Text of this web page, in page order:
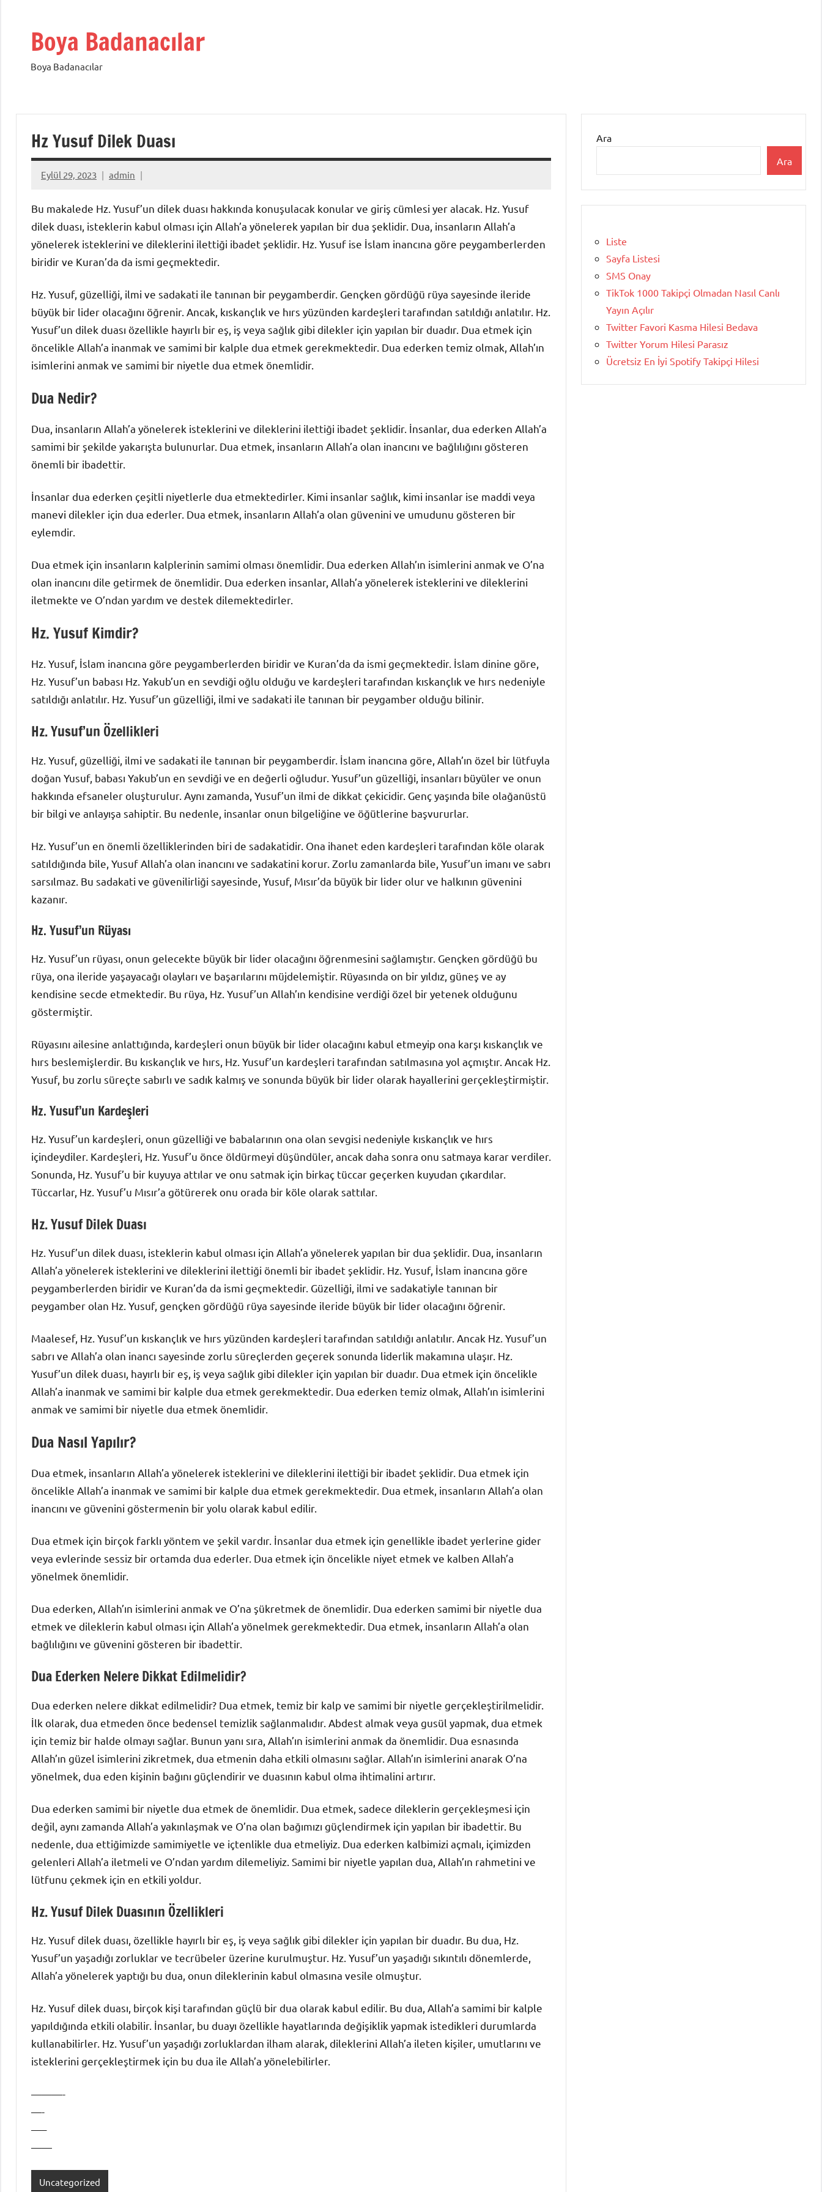
Boya Badanacılar
Boya Badanacılar
Hz Yusuf Dilek Duası
Eylül 29, 2023 admin
Bu makalede Hz. Yusuf’un dilek duası hakkında konuşulacak konular ve giriş cümlesi yer alacak. Hz. Yusuf
dilek duası, isteklerin kabul olması için Allah’a yönelerek yapılan bir dua şeklidir. Dua, insanların Allah’a
yönelerek isteklerini ve dileklerini ilettiği ibadet şeklidir. Hz. Yusuf ise İslam inancına göre peygamberlerden
biridir ve Kuran’da da ismi geçmektedir.
Hz. Yusuf, güzelliği, ilmi ve sadakati ile tanınan bir peygamberdir. Gençken gördüğü rüya sayesinde ileride
büyük bir lider olacağını öğrenir. Ancak, kıskançlık ve hırs yüzünden kardeşleri tarafından satıldığı anlatılır. Hz.
Yusuf’un dilek duası özellikle hayırlı bir eş, iş veya sağlık gibi dilekler için yapılan bir duadır. Dua etmek için
öncelikle Allah’a inanmak ve samimi bir kalple dua etmek gerekmektedir. Dua ederken temiz olmak, Allah’ın
isimlerini anmak ve samimi bir niyetle dua etmek önemlidir.
Dua Nedir?
Dua, insanların Allah’a yönelerek isteklerini ve dileklerini ilettiği ibadet şeklidir. İnsanlar, dua ederken Allah’a
samimi bir şekilde yakarışta bulunurlar. Dua etmek, insanların Allah’a olan inancını ve bağlılığını gösteren
önemli bir ibadettir.
İnsanlar dua ederken çeşitli niyetlerle dua etmektedirler. Kimi insanlar sağlık, kimi insanlar ise maddi veya
manevi dilekler için dua ederler. Dua etmek, insanların Allah’a olan güvenini ve umudunu gösteren bir
eylemdir.
Dua etmek için insanların kalplerinin samimi olması önemlidir. Dua ederken Allah’ın isimlerini anmak ve O’na
olan inancını dile getirmek de önemlidir. Dua ederken insanlar, Allah’a yönelerek isteklerini ve dileklerini
iletmekte ve O’ndan yardım ve destek dilemektedirler.
Hz. Yusuf Kimdir?
Hz. Yusuf, İslam inancına göre peygamberlerden biridir ve Kuran’da da ismi geçmektedir. İslam dinine göre,
Hz. Yusuf’un babası Hz. Yakub’un en sevdiği oğlu olduğu ve kardeşleri tarafından kıskançlık ve hırs nedeniyle
satıldığı anlatılır. Hz. Yusuf’un güzelliği, ilmi ve sadakati ile tanınan bir peygamber olduğu bilinir.
Hz. Yusuf’un Özellikleri
Hz. Yusuf, güzelliği, ilmi ve sadakati ile tanınan bir peygamberdir. İslam inancına göre, Allah’ın özel bir lütfuyla
doğan Yusuf, babası Yakub’un en sevdiği ve en değerli oğludur. Yusuf’un güzelliği, insanları büyüler ve onun
hakkında efsaneler oluşturulur. Aynı zamanda, Yusuf’un ilmi de dikkat çekicidir. Genç yaşında bile olağanüstü
bir bilgi ve anlayışa sahiptir. Bu nedenle, insanlar onun bilgeliğine ve öğütlerine başvururlar.
Hz. Yusuf’un en önemli özelliklerinden biri de sadakatidir. Ona ihanet eden kardeşleri tarafından köle olarak
satıldığında bile, Yusuf Allah’a olan inancını ve sadakatini korur. Zorlu zamanlarda bile, Yusuf’un imanı ve sabrı
sarsılmaz. Bu sadakati ve güvenilirliği sayesinde, Yusuf, Mısır’da büyük bir lider olur ve halkının güvenini
kazanır.
Hz. Yusuf’un Rüyası
Hz. Yusuf’un rüyası, onun gelecekte büyük bir lider olacağını öğrenmesini sağlamıştır. Gençken gördüğü bu
rüya, ona ileride yaşayacağı olayları ve başarılarını müjdelemiştir. Rüyasında on bir yıldız, güneş ve ay
kendisine secde etmektedir. Bu rüya, Hz. Yusuf’un Allah’ın kendisine verdiği özel bir yetenek olduğunu
göstermiştir.
Rüyasını ailesine anlattığında, kardeşleri onun büyük bir lider olacağını kabul etmeyip ona karşı kıskançlık ve
hırs beslemişlerdir. Bu kıskançlık ve hırs, Hz. Yusuf’un kardeşleri tarafından satılmasına yol açmıştır. Ancak Hz.
Yusuf, bu zorlu süreçte sabırlı ve sadık kalmış ve sonunda büyük bir lider olarak hayallerini gerçekleştirmiştir.
Hz. Yusuf’un Kardeşleri
Hz. Yusuf’un kardeşleri, onun güzelliği ve babalarının ona olan sevgisi nedeniyle kıskançlık ve hırs
içindeydiler. Kardeşleri, Hz. Yusuf’u önce öldürmeyi düşündüler, ancak daha sonra onu satmaya karar verdiler.
Sonunda, Hz. Yusuf’u bir kuyuya attılar ve onu satmak için birkaç tüccar geçerken kuyudan çıkardılar.
Tüccarlar, Hz. Yusuf’u Mısır’a götürerek onu orada bir köle olarak sattılar.
Hz. Yusuf Dilek Duası
Hz. Yusuf’un dilek duası, isteklerin kabul olması için Allah’a yönelerek yapılan bir dua şeklidir. Dua, insanların
Allah’a yönelerek isteklerini ve dileklerini ilettiği önemli bir ibadet şeklidir. Hz. Yusuf, İslam inancına göre
peygamberlerden biridir ve Kuran’da da ismi geçmektedir. Güzelliği, ilmi ve sadakatiyle tanınan bir
peygamber olan Hz. Yusuf, gençken gördüğü rüya sayesinde ileride büyük bir lider olacağını öğrenir.
Maalesef, Hz. Yusuf’un kıskançlık ve hırs yüzünden kardeşleri tarafından satıldığı anlatılır. Ancak Hz. Yusuf’un
sabrı ve Allah’a olan inancı sayesinde zorlu süreçlerden geçerek sonunda liderlik makamına ulaşır. Hz.
Yusuf’un dilek duası, hayırlı bir eş, iş veya sağlık gibi dilekler için yapılan bir duadır. Dua etmek için öncelikle
Allah’a inanmak ve samimi bir kalple dua etmek gerekmektedir. Dua ederken temiz olmak, Allah’ın isimlerini
anmak ve samimi bir niyetle dua etmek önemlidir.
Dua Nasıl Yapılır?
Dua etmek, insanların Allah’a yönelerek isteklerini ve dileklerini ilettiği bir ibadet şeklidir. Dua etmek için
öncelikle Allah’a inanmak ve samimi bir kalple dua etmek gerekmektedir. Dua etmek, insanların Allah’a olan
inancını ve güvenini göstermenin bir yolu olarak kabul edilir.
Dua etmek için birçok farklı yöntem ve şekil vardır. İnsanlar dua etmek için genellikle ibadet yerlerine gider
veya evlerinde sessiz bir ortamda dua ederler. Dua etmek için öncelikle niyet etmek ve kalben Allah’a
yönelmek önemlidir.
Dua ederken, Allah’ın isimlerini anmak ve O’na şükretmek de önemlidir. Dua ederken samimi bir niyetle dua
etmek ve dileklerin kabul olması için Allah’a yönelmek gerekmektedir. Dua etmek, insanların Allah’a olan
bağlılığını ve güvenini gösteren bir ibadettir.
Dua Ederken Nelere Dikkat Edilmelidir?
Dua ederken nelere dikkat edilmelidir? Dua etmek, temiz bir kalp ve samimi bir niyetle gerçekleştirilmelidir.
İlk olarak, dua etmeden önce bedensel temizlik sağlanmalıdır. Abdest almak veya gusül yapmak, dua etmek
için temiz bir halde olmayı sağlar. Bunun yanı sıra, Allah’ın isimlerini anmak da önemlidir. Dua esnasında
Allah’ın güzel isimlerini zikretmek, dua etmenin daha etkili olmasını sağlar. Allah’ın isimlerini anarak O’na
yönelmek, dua eden kişinin bağını güçlendirir ve duasının kabul olma ihtimalini artırır.
Dua ederken samimi bir niyetle dua etmek de önemlidir. Dua etmek, sadece dileklerin gerçekleşmesi için
değil, aynı zamanda Allah’a yakınlaşmak ve O’na olan bağımızı güçlendirmek için yapılan bir ibadettir. Bu
nedenle, dua ettiğimizde samimiyetle ve içtenlikle dua etmeliyiz. Dua ederken kalbimizi açmalı, içimizden
gelenleri Allah’a iletmeli ve O’ndan yardım dilemeliyiz. Samimi bir niyetle yapılan dua, Allah’ın rahmetini ve
lütfunu çekmek için en etkili yoldur.
Hz. Yusuf Dilek Duasının Özellikleri
Hz. Yusuf dilek duası, özellikle hayırlı bir eş, iş veya sağlık gibi dilekler için yapılan bir duadır. Bu dua, Hz.
Yusuf’un yaşadığı zorluklar ve tecrübeler üzerine kurulmuştur. Hz. Yusuf’un yaşadığı sıkıntılı dönemlerde,
Allah’a yönelerek yaptığı bu dua, onun dileklerinin kabul olmasına vesile olmuştur.
Hz. Yusuf dilek duası, birçok kişi tarafından güçlü bir dua olarak kabul edilir. Bu dua, Allah’a samimi bir kalple
yapıldığında etkili olabilir. İnsanlar, bu duayı özellikle hayatlarında değişiklik yapmak istedikleri durumlarda
kullanabilirler. Hz. Yusuf’un yaşadığı zorluklardan ilham alarak, dileklerini Allah’a ileten kişiler, umutlarını ve
isteklerini gerçekleştirmek için bu dua ile Allah’a yönelebilirler.
———-
—-
—–
——
Uncategorized
Ara
Ara
Liste
Sayfa Listesi
SMS Onay
TikTok 1000 Takipçi Olmadan Nasıl Canlı
Yayın Açılır
Twitter Favori Kasma Hilesi Bedava
Twitter Yorum Hilesi Parasız
Ücretsiz En İyi Spotify Takipçi Hilesi